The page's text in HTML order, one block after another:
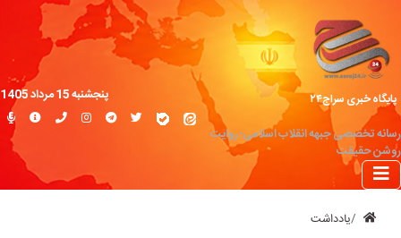
پایگاه خبری سراج۲۴
رسانه تخصصی جبهه انقلاب اسلامی؛ روایت
روشن حقیقت
پنجشنبه 15 مرداد 1405
یادداشت